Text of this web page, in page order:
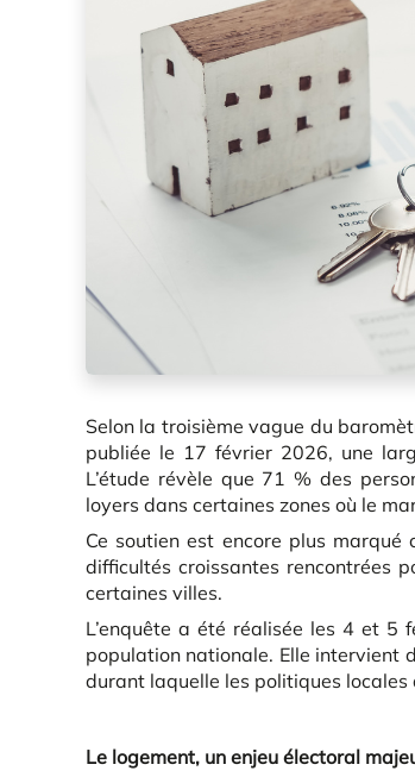
Selon la troisième vague du
publiée le 17 février 2026, une
L’étude révèle que 71 % des
loyers dans certaines zones où le
Ce soutien est encore plus
difficultés croissantes rencontrées
certaines villes.
L’enquête a été réalisée les 4 et 5
population nationale. Elle intervient
durant laquelle les politiques
Le logement, un enjeu électoral